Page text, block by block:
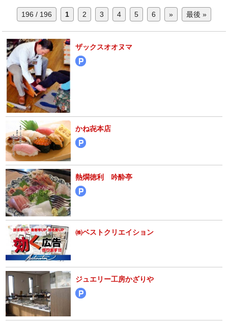
196 / 196 1 2 3 4 5 6 » 最後 »
ザックスオオヌマ
かね㐂本店
熱燗徳利 吟酔亭
㈱ベストクリエイション
ジュエリー工房かざりや